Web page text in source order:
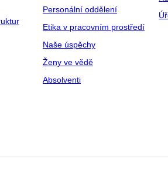
Personální oddělení
Etika v pracovním prostředí
Naše úspěchy
Ženy ve vědě
Absolventi